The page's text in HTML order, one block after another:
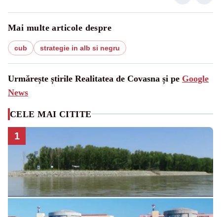
Mai multe articole despre
cub strategie in alb si negru
Urmărește știrile Realitatea de Covasna și pe Google
News
CELE MAI CITITE
1